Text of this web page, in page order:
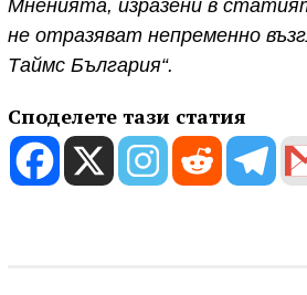
Мненията, изразени в
не отразяват непременно
Таймс България“.
Споделете тази статия